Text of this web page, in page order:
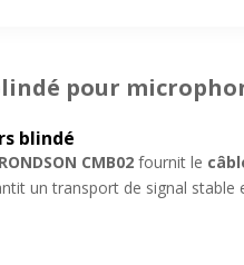
pour
blindé
RONDSON CMB02 fournit le
un transport de signal